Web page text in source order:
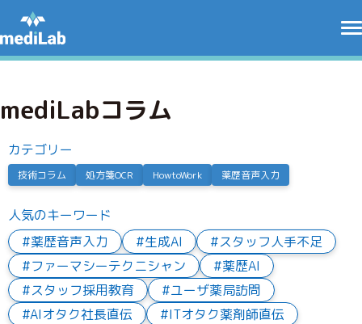
mediLabコラム
カテゴリー
技術コラム 処方箋OCR HowtoWork 薬歴音声入力
人気のキーワード
薬歴音声入力
生成AI
スタッフ人手不足
ファーマシーテクニシャン
薬歴AI
スタッフ採用教育
ユーザ薬局訪問
AIオタク社長直伝
ITオタク薬剤師直伝